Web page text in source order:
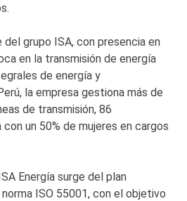
grupo ISA, con presencia en
en la transmisión de energía
de energía y
la empresa gestiona más de
de transmisión, 86
un 50% de mujeres en cargos
Energía surge del plan
ISO 55001, con el objetivo